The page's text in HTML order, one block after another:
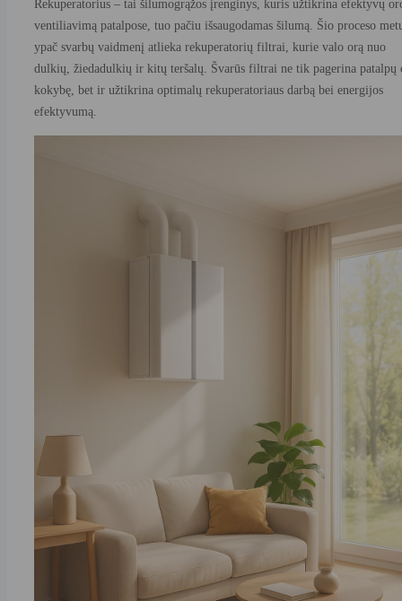
7.5. Kur galiu įsigyti keičiamų rekuperatoriaus filtrų?
Rekuperatorius – tai šilumogrąžos įrenginys, kuris užtikrina efektyvų
ventiliavimą patalpose, tuo pačiu išsaugodamas šilumą. Šio proceso
ypač svarbų vaidmenį atlieka rekuperatorių filtrai, kurie valo orą nuo
dulkių, žiedadulkių ir kitų teršalų. Švarūs filtrai ne tik pagerina patalpų
kokybę, bet ir užtikrina optimalų rekuperatoriaus darbą bei energijos
efektyvumą.